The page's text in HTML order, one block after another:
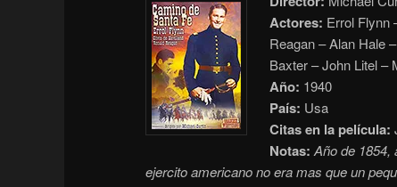
Actores: Errol Flynn
Reagan – Alan Hale
Baxter – John Litel –
Año: 1940
País: Usa
Citas en la película:
Notas: Año de 1854,
ejercito americano no era mas que un